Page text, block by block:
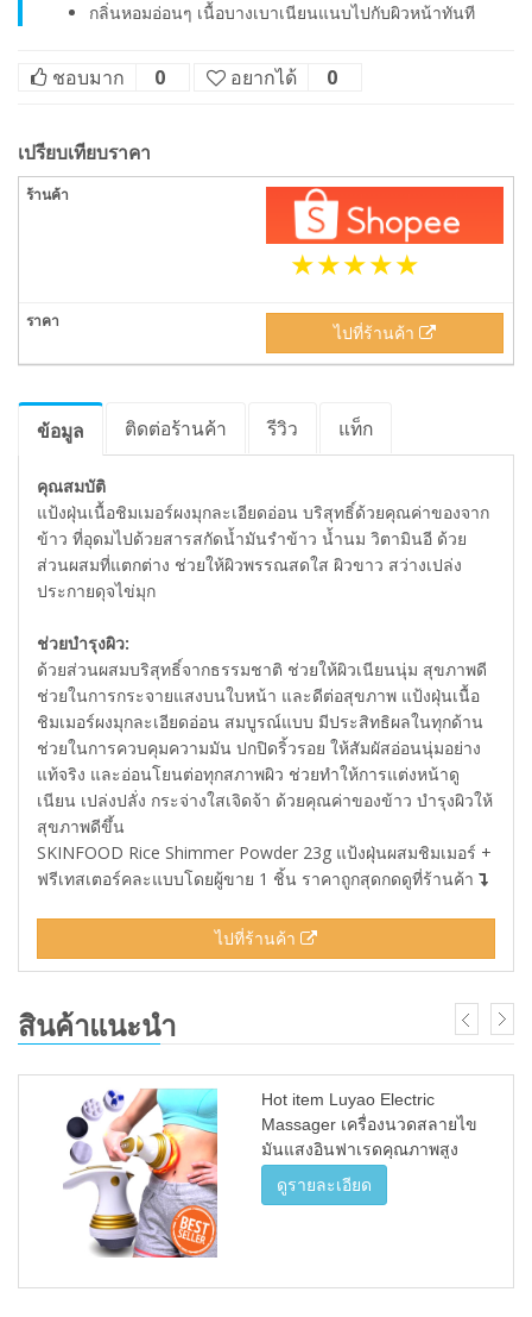
กลิ่นหอมอ่อนๆ เนื้อบางเบาเนียนแนบไปกับผิวหน้าทันที
ชอบมาก 0 อยากได้ 0
เปรียบเทียบราคา
ไปที่ร้านค้า
ข้อมูล ติดต่อร้านค้า รีวิว แท็ก
คุณสมบัติ
แป้งฝุ่นเนื้อชิมเมอร์ผงมุกละเอียดอ่อน บริสุทธิ์ด้วยคุณค่าของจาก
ข้าว ที่อุดมไปด้วยสารสกัดน้ำมันรำข้าว น้ำนม วิตามินอี ด้วย
ส่วนผสมที่แตกต่าง ช่วยให้ผิวพรรณสดใส ผิวขาว สว่างเปล่ง
ประกายดุจไข่มุก
ช่วยบำรุงผิว:
ด้วยส่วนผสมบริสุทธิ์จากธรรมชาติ ช่วยให้ผิวเนียนนุ่ม สุขภาพดี
ช่วยในการกระจายแสงบนใบหน้า และดีต่อสุขภาพ แป้งฝุ่นเนื้อ
ชิมเมอร์ผงมุกละเอียดอ่อน สมบูรณ์แบบ มีประสิทธิผลในทุกด้าน
ช่วยในการควบคุมความมัน ปกปิดริ้วรอย ให้สัมผัสอ่อนนุ่มอย่าง
แท้จริง และอ่อนโยนต่อทุกสภาพผิว ช่วยทำให้การแต่งหน้าดู
เนียน เปล่งปลั่ง กระจ่างใสเจิดจ้า ด้วยคุณค่าของข้าว บำรุงผิวให้
สุขภาพดีขึ้น
SKINFOOD Rice Shimmer Powder 23g แป้งฝุ่นผสมชิมเมอร์ +
ฟรีเทสเตอร์คละแบบโดยผู้ขาย 1 ชิ้น ราคาถูกสุดกดดูที่ร้านค้า
ไปที่ร้านค้า
สินค้าแนะนำ
Hot item Luyao Electric
Massager เครื่องนวดสลายไข
มันแสงอินฟาเรดคุณภาพสูง
(White/Gold)
ดูรายละเอียด